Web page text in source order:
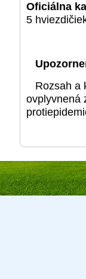
Oficiálna
5
Rozsah a
ovplyvnená
7710416, e-mail: